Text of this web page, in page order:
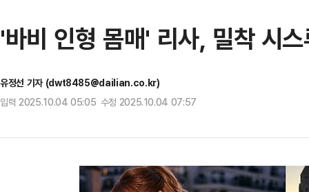
'바비 인형 몸매' 리사, 밀착 시
유정선 기자 (dwt8485@dailian.co.kr)
입력 2025.10.04 05:05 수정 2025.10.04 07:57